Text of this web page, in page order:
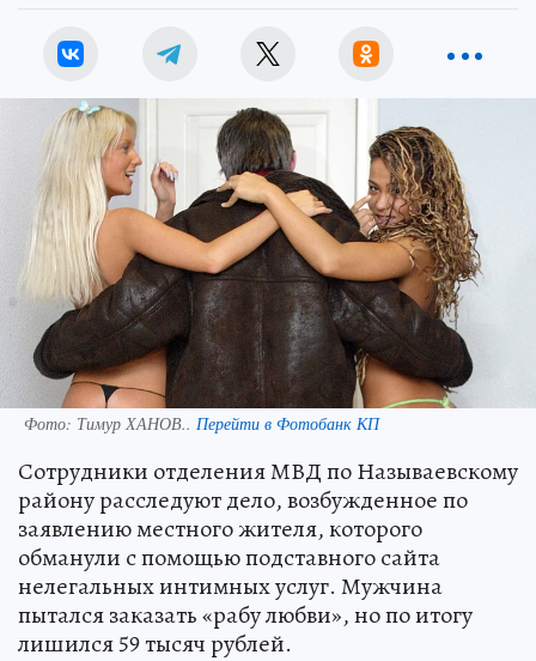
Фото: Тимур ХАНОВ.. Перейти в Фотобанк КП
Сотрудники отделения МВД по Называевскому
району расследуют дело, возбужденное по
заявлению местного жителя, которого
обманули с помощью подставного сайта
нелегальных интимных услуг. Мужчина
пытался заказать «рабу любви», но по итогу
лишился 59 тысяч рублей.